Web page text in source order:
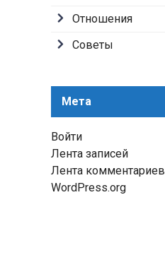
Отношения
Советы
Мета
Войти
Лента записей
Лента комментариев
WordPress.org